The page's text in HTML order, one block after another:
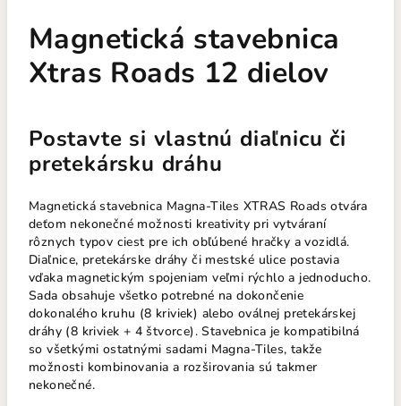
Magnetická stavebnica
Xtras Roads 12 dielov
Postavte si vlastnú diaľnicu či
pretekársku dráhu
Magnetická stavebnica Magna-Tiles XTRAS Roads otvára
deťom nekonečné možnosti kreativity pri vytváraní
rôznych typov ciest pre ich obľúbené hračky a vozidlá.
Diaľnice, pretekárske dráhy či mestské ulice postavia
vďaka magnetickým spojeniam veľmi rýchlo a jednoducho.
Sada obsahuje všetko potrebné na dokončenie
dokonalého kruhu (8 kriviek) alebo oválnej pretekárskej
dráhy (8 kriviek + 4 štvorce). Stavebnica je kompatibilná
so všetkými ostatnými sadami Magna-Tiles, takže
možnosti kombinovania a rozširovania sú takmer
nekonečné.